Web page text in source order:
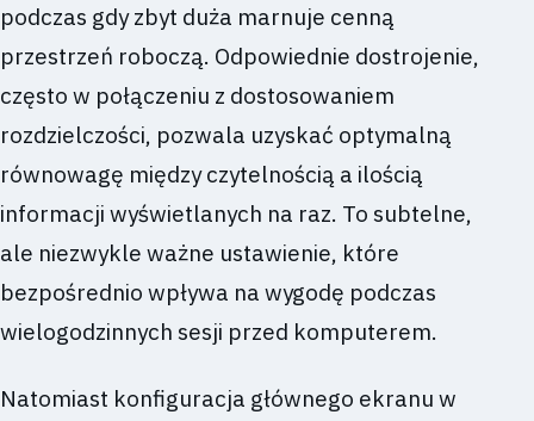
podczas gdy zbyt duża marnuje cenną
przestrzeń roboczą. Odpowiednie dostrojenie,
często w połączeniu z dostosowaniem
rozdzielczości, pozwala uzyskać optymalną
równowagę między czytelnością a ilością
informacji wyświetlanych na raz. To subtelne,
ale niezwykle ważne ustawienie, które
bezpośrednio wpływa na wygodę podczas
wielogodzinnych sesji przed komputerem.
Natomiast konfiguracja głównego ekranu w